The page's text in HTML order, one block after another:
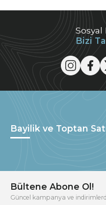
Sosyal
Bizi
Bayilik ve Toptan
Bültene Abone Ol!
Güncel kampanya ve